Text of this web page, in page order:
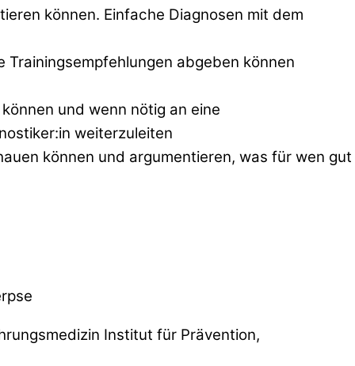
können. Einfache Diagnosen mit dem
abgeben können
und wenn nötig an eine
weiterzuleiten
können und argumentieren, was für wen gut
Institut für Prävention,